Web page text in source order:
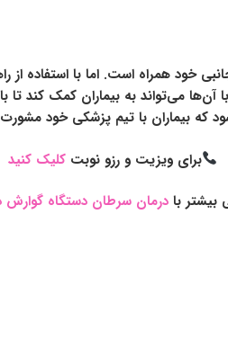
خود همراه است. اما با استفاده
آن‌ها می‌تواند به بیماران کمک کند
که بیماران با تیم پزشکی خود
برای ویزیت و رزو نوبتکلیک کنید
بیشتر با درمان سرطان دستگاه گوارش